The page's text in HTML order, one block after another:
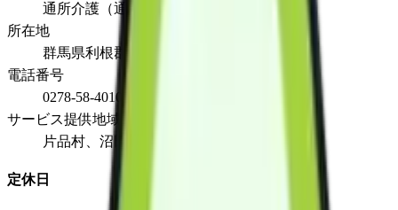
通所介護（通常）
所在地
群馬県利根郡片品村大字摺渕340番地
電話番号
0278-58-4010
サービス提供地域
片品村、沼田市利根町
定休日